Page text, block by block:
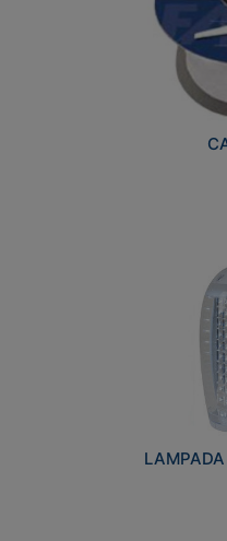
LAMPADA